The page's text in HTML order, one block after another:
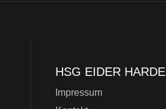
HSG EIDER HARDE
Impressum